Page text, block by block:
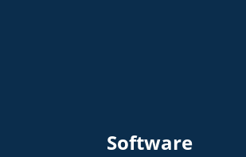
Software